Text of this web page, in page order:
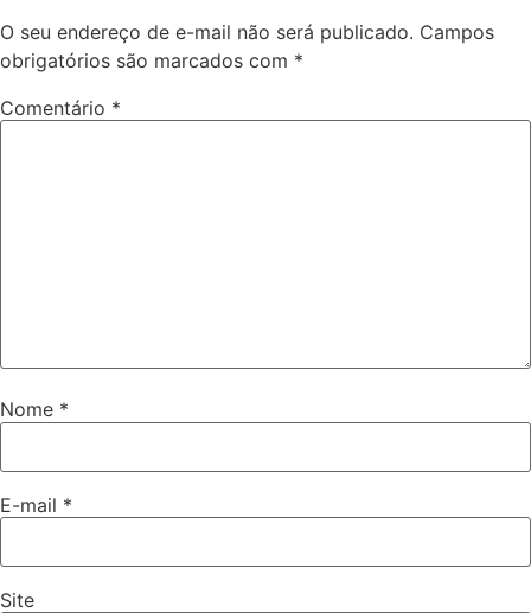
O seu endereço de e-mail não será publicado. Campos
obrigatórios são marcados com *
Comentário *
Nome *
E-mail *
Site